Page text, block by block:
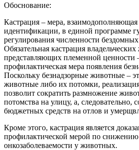
Обоснование:
Кастрация – мера,
идентификации, в единой программе
регулирования численности
Обязательная кастрация
представляющих племенной ценности
профилактическая мера появления
Поскольку безнадзорные животные –
животные либо их потомки,
позволит сократить размножение
потомства на улицу, а, следовательно,
бюджетных средств на отлов и
Кроме этого, кастрация является
профилактической мерой по
онкозаболеваемости у животных.